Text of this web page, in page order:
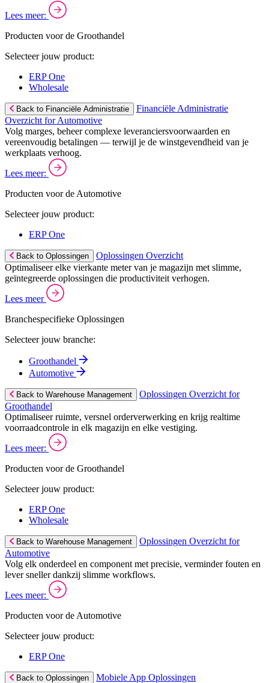
Lees meer:
Producten voor de Groothandel
Selecteer jouw product:
ERP One
Wholesale
Back to Financiële Administratie
Financiële Administratie
Overzicht for Automotive
Volg marges, beheer complexe leveranciersvoorwaarden en
vereenvoudig betalingen — terwijl je de winstgevendheid van je
werkplaats verhoog.
Lees meer:
Producten voor de Automotive
Selecteer jouw product:
ERP One
Back to Oplossingen
Oplossingen Overzicht
Optimaliseer elke vierkante meter van je magazijn met slimme,
geïntegreerde oplossingen die productiviteit verhogen.
Lees meer
Branchespecifieke Oplossingen
Selecteer jouw branche:
Groothandel
Automotive
Back to Warehouse Management
Oplossingen Overzicht for
Groothandel
Optimaliseer ruimte, versnel orderverwerking en krijg realtime
voorraadcontrole in elk magazijn en elke vestiging.
Lees meer:
Producten voor de Groothandel
Selecteer jouw product:
ERP One
Wholesale
Back to Warehouse Management
Oplossingen Overzicht for
Automotive
Volg elk onderdeel en component met precisie, verminder fouten en
lever sneller dankzij slimme workflows.
Lees meer:
Producten voor de Automotive
Selecteer jouw product:
ERP One
Back to Oplossingen
Mobiele App Oplossingen